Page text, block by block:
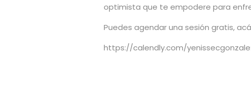
optimista que te empodere para
Puedes agendar una sesión gratis,
https://calendly.com/